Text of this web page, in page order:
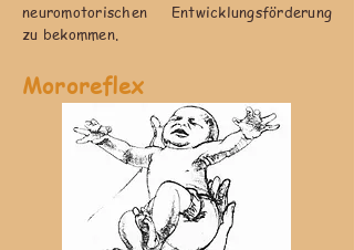
neuromotorischen Entwicklungsförderung
zu bekommen.
Mororeflex